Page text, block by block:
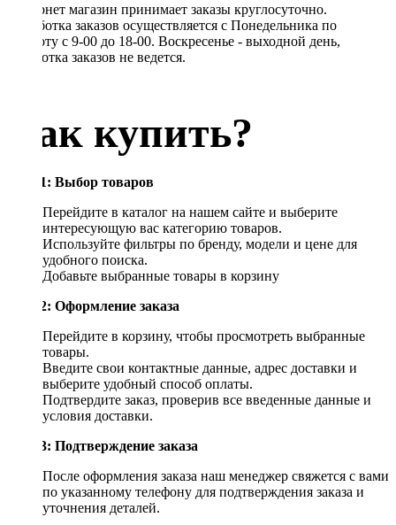
Интернет магазин принимает заказы круглосуточно.
Обработка заказов осуществляется с Понедельника по
Субботу с 9-00 до 18-00. Воскресенье - выходной день,
обработка заказов не ведется.
Как купить?
Шаг 1: Выбор товаров
Перейдите в каталог на нашем сайте и выберите
интересующую вас категорию товаров.
Используйте фильтры по бренду, модели и цене для
удобного поиска.
Добавьте выбранные товары в корзину
Шаг 2: Оформление заказа
Перейдите в корзину, чтобы просмотреть выбранные
товары.
Введите свои контактные данные, адрес доставки и
выберите удобный способ оплаты.
Подтвердите заказ, проверив все введенные данные и
условия доставки.
Шаг 3: Подтверждение заказа
После оформления заказа наш менеджер свяжется с вами
по указанному телефону для подтверждения заказа и
уточнения деталей.